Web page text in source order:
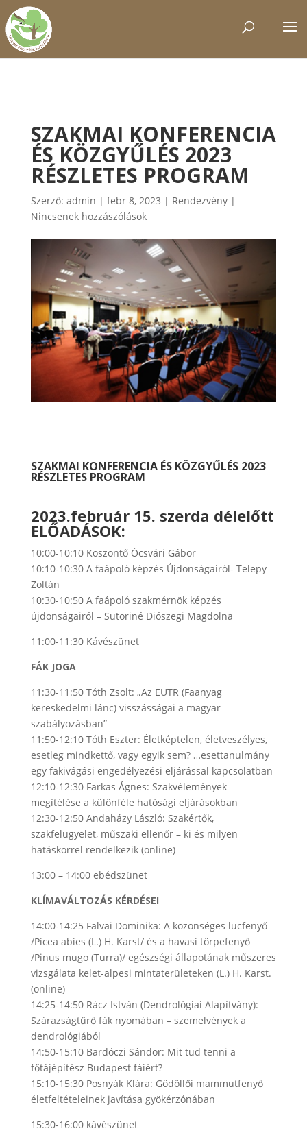
SZAKMAI KONFERENCIA
ÉS KÖZGYŰLÉS 2023
RÉSZLETES PROGRAM
Szerző: admin | febr 8, 2023 | Rendezvény|
Nincsenek hozzászólások
SZAKMAI KONFERENCIA ÉS KÖZGYŰLÉS 2023
RÉSZLETES PROGRAM
2023.február 15. szerda délelőtt
ELŐADÁSOK:
10:00-10:10 Köszöntő Ócsvári Gábor
10:10-10:30 A faápoló képzés Újdonságairól- Telepy
Zoltán
10:30-10:50 A faápoló szakmérnök képzés
újdonságairól – Sütöriné Diószegi Magdolna
11:00-11:30 Kávészünet
FÁK JOGA
11:30-11:50 Tóth Zsolt: „Az EUTR (Faanyag
kereskedelmi lánc) visszásságai a magyar
szabályozásban”
11:50-12:10 Tóth Eszter: Életképtelen, életveszélyes,
esetleg mindkettő, vagy egyik sem? …esettanulmány
egy fakivágási engedélyezési eljárással kapcsolatban
12:10-12:30 Farkas Ágnes: Szakvélemények
megítélése a különféle hatósági eljárásokban
12:30-12:50 Andaházy László: Szakértők,
szakfelügyelet, műszaki ellenőr – ki és milyen
hatáskörrel rendelkezik (online)
13:00 – 14:00 ebédszünet
KLÍMAVÁLTOZÁS KÉRDÉSEI
14:00-14:25 Falvai Dominika: A közönséges lucfenyő
/Picea abies (L.) H. Karst/ és a havasi törpefenyő
/Pinus mugo (Turra)/ egészségi állapotának műszeres
vizsgálata kelet-alpesi mintaterületeken (L.) H. Karst.
(online)
14:25-14:50 Rácz István (Dendrológiai Alapítvány):
Szárazságtűrő fák nyomában – szemelvények a
dendrológiából
14:50-15:10 Bardóczi Sándor: Mit tud tenni a
főtájépítész Budapest fáiért?
15:10-15:30 Posnyák Klára: Gödöllői mammutfenyő
életfeltételeinek javítása gyökérzónában
15:30-16:00 kávészünet